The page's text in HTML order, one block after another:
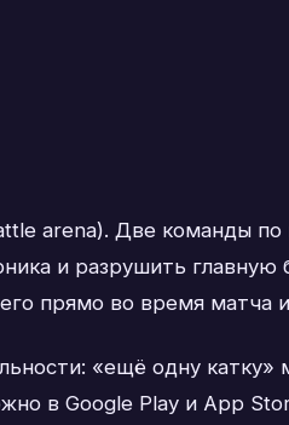
arena). Две команды
и разрушить главную
прямо во время матча
«ещё одну
в Google Play и App